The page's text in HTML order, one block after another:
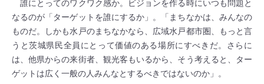
誰にとってのワクワク感か。ビジョンを作る時にいつも問題と
なるのが「ターゲットを誰にするか」。「まちなかは、みんなの
ものだ。しかも水戸のまちなかなら、広域水戸都市圏、もっと言
うと茨城県民全員にとって価値のある場所にすべきだ。さらに
は、他県からの来街者、観光客もいるから、そう考えると、ター
ゲットは広く一般の人みんなとするべきではないのか」。